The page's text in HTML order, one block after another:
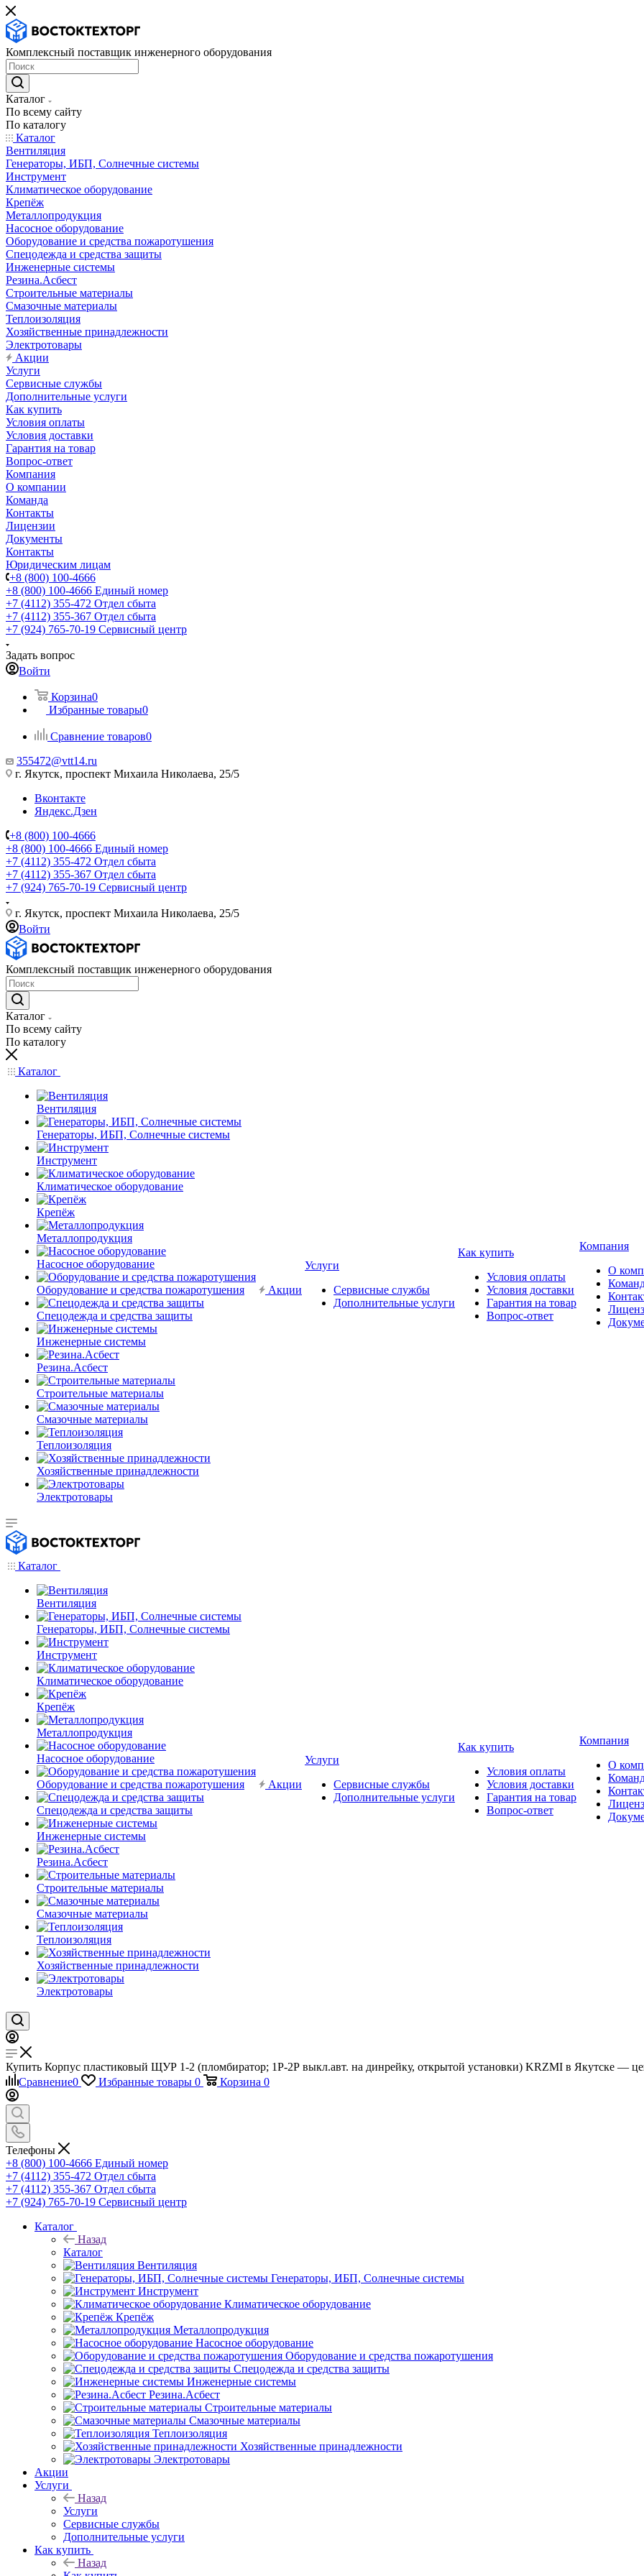
Комплексный поставщик инженерного оборудования
Каталог
По всему сайту
По каталогу
Каталог
Вентиляция
Генераторы, ИБП, Солнечные системы
Инструмент
Климатическое оборудование
Крепёж
Металлопродукция
Насосное оборудование
Оборудование и средства пожаротушения
Спецодежда и средства защиты
Инженерные системы
Резина.Асбест
Строительные материалы
Смазочные материалы
Теплоизоляция
Хозяйственные принадлежности
Электротовары
Акции
Услуги
Сервисные службы
Дополнительные услуги
Как купить
Условия оплаты
Условия доставки
Гарантия на товар
Вопрос-ответ
Компания
О компании
Команда
Контакты
Лицензии
Документы
Контакты
Юридическим лицам
+8 (800) 100-4666
+8 (800) 100-4666 Единый номер
+7 (4112) 355-472 Отдел сбыта
+7 (4112) 355-367 Отдел сбыта
+7 (924) 765-70-19 Сервисный центр
Задать вопрос
Войти
Корзина0
Избранные товары0
Сравнение товаров0
355472@vtt14.ru
г. Якутск, проспект Михаила Николаева, 25/5
Вконтакте
Яндекс.Дзен
+8 (800) 100-4666
+8 (800) 100-4666 Единый номер
+7 (4112) 355-472 Отдел сбыта
+7 (4112) 355-367 Отдел сбыта
+7 (924) 765-70-19 Сервисный центр
г. Якутск, проспект Михаила Николаева, 25/5
Войти
Комплексный поставщик инженерного оборудования
Каталог
По всему сайту
По каталогу
Каталог
Вентиляция
Генераторы, ИБП, Солнечные системы
Инструмент
Климатическое оборудование
Крепёж
Металлопродукция
Насосное оборудование
Оборудование и средства пожаротушения
Спецодежда и средства защиты
Инженерные системы
Резина.Асбест
Строительные материалы
Смазочные материалы
Теплоизоляция
Хозяйственные принадлежности
Электротовары
Акции
Услуги
Сервисные службы
Дополнительные услуги
Как купить
Условия оплаты
Условия доставки
Гарантия на товар
Вопрос-ответ
Компания
О
Каталог
Вентиляция
Генераторы, ИБП, Солнечные системы
Инструмент
Климатическое оборудование
Крепёж
Металлопродукция
Насосное оборудование
Оборудование и средства пожаротушения
Спецодежда и средства защиты
Инженерные системы
Резина.Асбест
Строительные материалы
Смазочные материалы
Теплоизоляция
Хозяйственные принадлежности
Электротовары
Акции
Услуги
Сервисные службы
Дополнительные услуги
Как купить
Условия оплаты
Условия доставки
Гарантия на товар
Вопрос-ответ
Компания
О
Купить Корпус пластиковый ЩУР 1-2 (пломбиратор; 1Р-2Р выкл.авт. на динрейку, открытой установки) KRZMI в Якутске —
Сравнение0 Избранные товары 0 Корзина 0
Телефоны
+8 (800) 100-4666 Единый номер
+7 (4112) 355-472 Отдел сбыта
+7 (4112) 355-367 Отдел сбыта
+7 (924) 765-70-19 Сервисный центр
Каталог
Назад
Каталог
Вентиляция
Генераторы, ИБП, Солнечные системы
Инструмент
Климатическое оборудование
Крепёж
Металлопродукция
Насосное оборудование
Оборудование и средства пожаротушения
Спецодежда и средства защиты
Инженерные системы
Резина.Асбест
Строительные материалы
Смазочные материалы
Теплоизоляция
Хозяйственные принадлежности
Электротовары
Акции
Услуги
Назад
Услуги
Сервисные службы
Дополнительные услуги
Как купить
Назад